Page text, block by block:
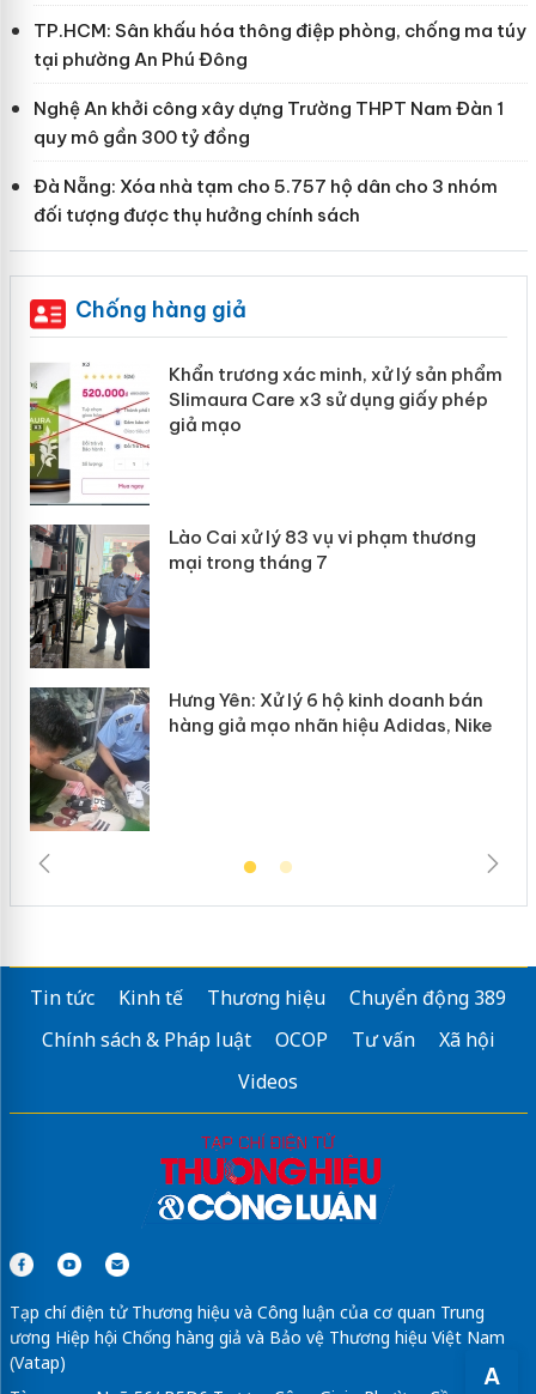
A
TP.HCM: Sân khấu hóa thông điệp phòng, chống ma túy
tại phường An Phú Đông
Nghệ An khởi công xây dựng Trường THPT Nam Đàn 1
quy mô gần 300 tỷ đồng
Đà Nẵng: Xóa nhà tạm cho 5.757 hộ dân cho 3 nhóm
đối tượng được thụ hưởng chính sách
Chống hàng giả
Khẩn trương xác minh, xử lý sản phẩm
Slimaura Care x3 sử dụng giấy phép
giả mạo
Lào Cai xử lý 83 vụ vi phạm thương
mại trong tháng 7
Hưng Yên: Xử lý 6 hộ kinh doanh bán
hàng giả mạo nhãn hiệu Adidas, Nike
Tin tức Kinh tế Thương hiệu
Chuyển động 389
Chính sách & Pháp luật
OCOP Tư vấn
Xã hội
Videos
Tạp chí điện tử Thương hiệu và Công luận của cơ quan Trung
ương Hiệp hội Chống hàng giả và Bảo vệ Thương hiệu Việt Nam
(Vatap)